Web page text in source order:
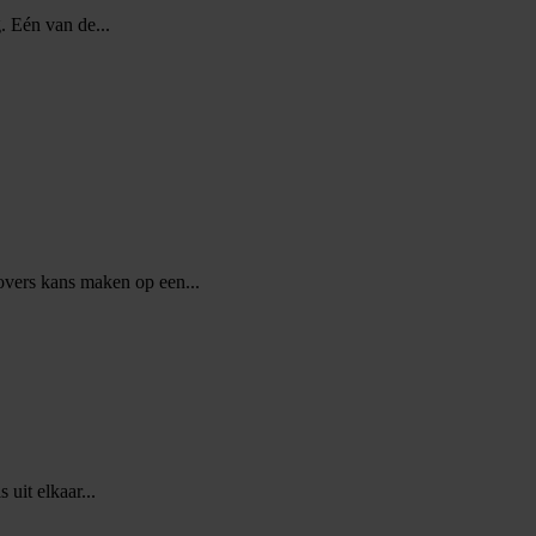
Eén van de...
kans maken op een...
uit elkaar...